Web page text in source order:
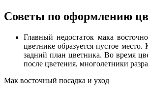
Советы по оформлению
Главный недостаток мака
цветнике образуется пустое
задний план цветника. Во время
после цветения, многолетники
Мак восточный посадка и уход